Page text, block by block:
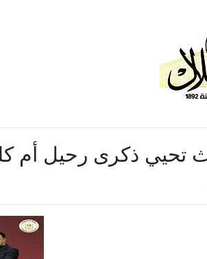
تحيي ذكرى رحيل أم